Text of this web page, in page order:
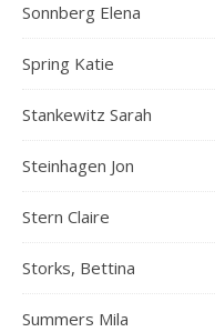
Sonnberg Elena
Spring Katie
Stankewitz Sarah
Steinhagen Jon
Stern Claire
Storks, Bettina
Summers Mila